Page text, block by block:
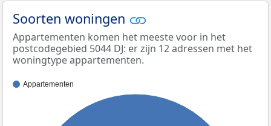
Soorten woningen
Appartementen komen het meeste voor in het
postcodegebied 5044 DJ: er zijn 12 adressen met het
woningtype appartementen.
Appartementen